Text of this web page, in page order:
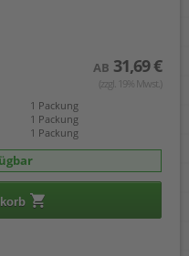
AB 31,69 €
(zzgl. 19% Mwst.)
1 Packung
1 Packung
1 Packung